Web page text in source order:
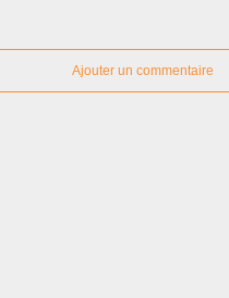
Ajouter un commentaire